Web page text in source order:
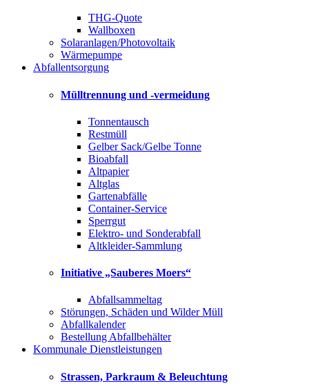
THG-Quote
Wallboxen
Solaranlagen/Photovoltaik
Wärmepumpe
Abfallentsorgung
Mülltrennung und -vermeidung
Tonnentausch
Restmüll
Gelber Sack/Gelbe Tonne
Bioabfall
Altpapier
Altglas
Gartenabfälle
Container-Service
Sperrgut
Elektro- und Sonderabfall
Altkleider-Sammlung
Initiative „Sauberes Moers“
Abfallsammeltag
Störungen, Schäden und Wilder Müll
Abfallkalender
Bestellung Abfallbehälter
Kommunale Dienstleistungen
Strassen, Parkraum & Beleuchtung